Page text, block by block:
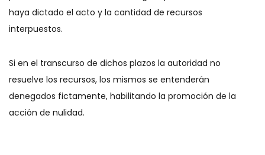
haya dictado el acto y la cantidad de recursos
interpuestos.
Si en el transcurso de dichos plazos la autoridad no
resuelve los recursos, los mismos se entenderán
denegados fictamente, habilitando la promoción de la
acción de nulidad.